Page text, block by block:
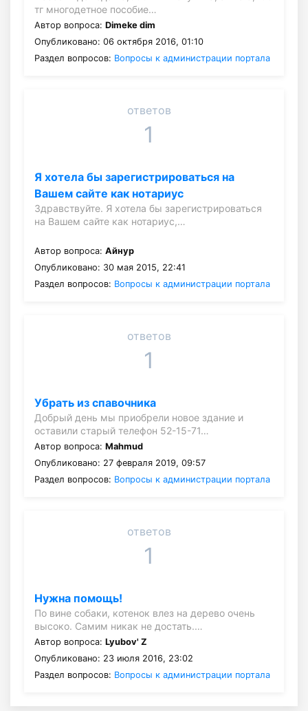
тг многодетное пособие…
Автор вопроса: Dimeke dim
Опубликовано: 06 октября 2016, 01:10
Раздел вопросов: Вопросы к администрации портала
ответов
1
Я хотела бы зарегистрироваться на
Вашем сайте как нотариус
Здравствуйте. Я хотела бы зарегистрироваться
на Вашем сайте как нотариус,…
Автор вопроса: Айнур
Опубликовано: 30 мая 2015, 22:41
Раздел вопросов: Вопросы к администрации портала
ответов
1
Убрать из спавочника
Добрый день мы приобрели новое здание и
оставили старый телефон 52-15-71…
Автор вопроса: Mahmud
Опубликовано: 27 февраля 2019, 09:57
Раздел вопросов: Вопросы к администрации портала
ответов
1
Нужна помощь!
По вине собаки, котенок влез на дерево очень
высоко. Самим никак не достать.…
Автор вопроса: Lyubov' Z
Опубликовано: 23 июля 2016, 23:02
Раздел вопросов: Вопросы к администрации портала